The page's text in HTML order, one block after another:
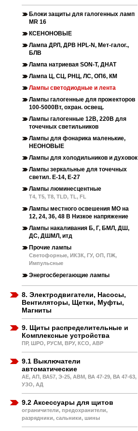
Блоки защиты для галогенных ламп
MR 16
КСЕНОНОВЫЕ
Лампа ДРЛ, ДРВ HPL-N, Мет-галог.,
БЛВ
Лампа натриевая SON-T, ДНАТ
Лампа Ц, СЦ, РНЦ, ЛС, ОП6, КМ
Лампы светодиодные и лента
Лампы галогенные для прожекторов
100-5000Вт, охран. освещ.
Лампы галогенные 12В, 220В для
точечных светильников
Лампы для фонарика маленькие,
НЕОНОВЫЕ
Лампы для холодильников и духовок
Лампы зеркальные для точечных
светил. Е-14, Е-27
Лампы люминесцентные
Т4, Т5, Т8, TLD, TL, FL
Лампы местного освешения МО на
12, 24, 36, 48 В Низкое напряжение
Лампы накаливания Б, Г, БМЛ, ДШ,
ДС, ДШМЛ, итд
Прочие лампы
Светофорные, ИКЗК, ГУ, ОП, ПЖ,
Импульсные
Энергосберегающие лампы
8. Электродвигатели, Насосы,
Вентиляторы, Щетки, Муфты,
Магниты
9. Щиты распределительные и
Комплексные устройства
ПР, ШРО, РУСМ, ВРУ, КСО, АВР
9.1 Выключатели
автоматические
АЕ, АП, ВА57, Э-25, АВМ, ВА 47-29, ВА 47-63,
УЗО, АД
9.2 Аксессуары для щитов
ограничители, предохранители,
разрядники, сальники, шины